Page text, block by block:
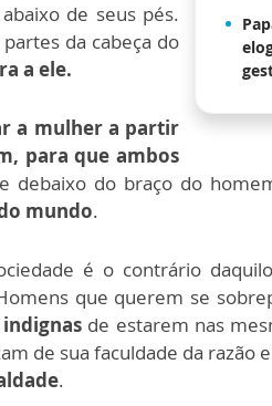
de seus pés.
da cabeça do
a ele.
a mulher a partir
para que ambos
debaixo do braço do
mundo.
é o contrário
que querem se
de estarem nas
de sua faculdade da razão
.